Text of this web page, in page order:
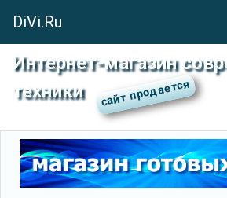
DiVi.Ru
Интернет-магазин
техники